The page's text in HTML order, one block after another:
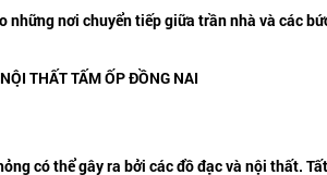
nơi chuyển tiếp giữa trần nhà và các
có thể gây ra bởi các đồ đạc và nội thất.